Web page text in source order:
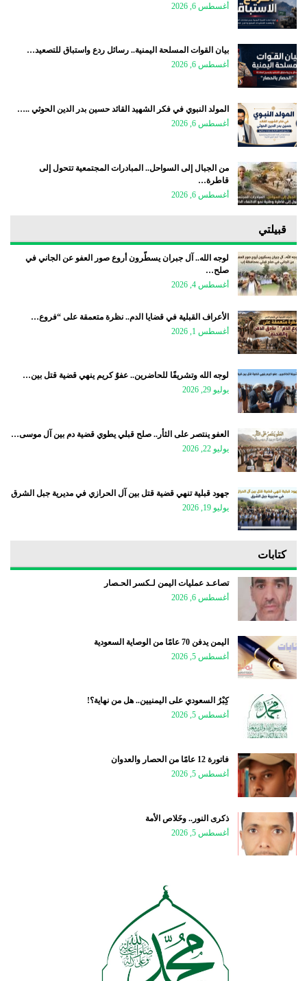
أغسطس 6, 2026
بيان القوات المسلحة اليمنية.. رسائل ردع واستباق للتصعيد…
أغسطس 6, 2026
المولد النبوي في فكر الشهيد القائد حسين بدر الدين الحوثي ..…
أغسطس 6, 2026
من الجبال إلى السواحل.. المبادرات المجتمعية تتحول إلى
قاطرة…
أغسطس 6, 2026
قبيلتي
لوجه الله.. آل جبران يسطّرون أروع صور العفو عن الجاني في
صلح…
أغسطس 4, 2026
الأعراف القبلية في قضايا الدم.. نظرة متعمقة على “فروع…
أغسطس 1, 2026
لوجه الله وتشريفًا للحاضرين.. عفوٌ كريم ينهي قضية قتل بين…
يوليو 29, 2026
العفو ينتصر على الثأر.. صلح قبلي يطوي قضية دم بين آل موسى…
يوليو 22, 2026
جهود قبلية تنهي قضية قتل بين آل الحرازي في مديرية جبل الشرق
يوليو 19, 2026
كتابات
تصاعـد عمليات اليمن لـكسر الحـصار
أغسطس 6, 2026
اليمن يدفن 70 عامًا من الوصاية السعودية
أغسطس 5, 2026
كِبْرُ السعودي على اليمنيين.. هل من نهاية؟!
أغسطس 5, 2026
فاتورة 12 عامًا من الحصار والعدوان
أغسطس 5, 2026
ذكرى النور.. وخَلاص الأمة
أغسطس 5, 2026